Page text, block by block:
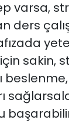
varsa,
ders
sakin,
beslenme,